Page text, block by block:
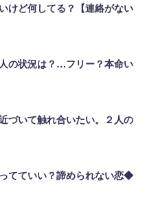
けど何してる？【連絡がない
の状況は？…フリー？本命い
づいて触れ合いたい。２人の
てていい？諦められない恋◆